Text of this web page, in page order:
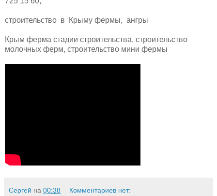
строительство в Крыму фермы, ангры
Крым ферма стадии строительства, строительство
молочных ферм, строительство мини фермы
Сергей на 00:38 Комментариев нет: